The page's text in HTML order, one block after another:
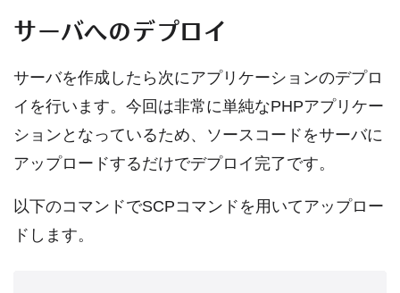
サーバへのデプロイ
サーバを作成したら次にアプリケーションのデプロ
イを行います。今回は非常に単純なPHPアプリケー
ションとなっているため、ソースコードをサーバに
アップロードするだけでデプロイ完了です。
以下のコマンドでSCPコマンドを用いてアップロー
ドします。